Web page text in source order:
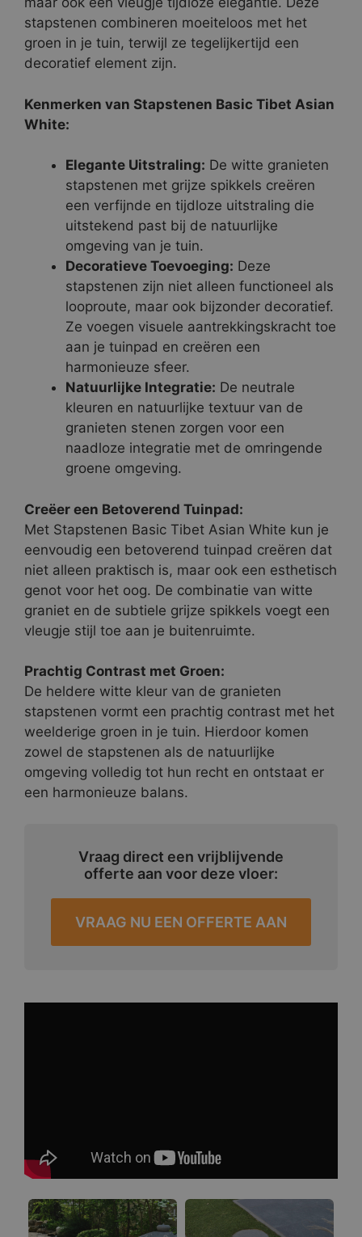
stapstenen combineren moeiteloos met het
groen in je tuin, terwijl ze tegelijkertijd een
decoratief element zijn.
Kenmerken van Stapstenen Basic Tibet Asian
White:
Elegante Uitstraling: De witte granieten
stapstenen met grijze spikkels creëren
een verfijnde en tijdloze uitstraling die
uitstekend past bij de natuurlijke
omgeving van je tuin.
Decoratieve Toevoeging: Deze
stapstenen zijn niet alleen functioneel als
looproute, maar ook bijzonder decoratief.
Ze voegen visuele aantrekkingskracht toe
aan je tuinpad en creëren een
harmonieuze sfeer.
Natuurlijke Integratie: De neutrale
kleuren en natuurlijke textuur van de
granieten stenen zorgen voor een
naadloze integratie met de omringende
groene omgeving.
Creëer een Betoverend Tuinpad:
Met Stapstenen Basic Tibet Asian White kun je
eenvoudig een betoverend tuinpad creëren dat
niet alleen praktisch is, maar ook een esthetisch
genot voor het oog. De combinatie van witte
graniet en de subtiele grijze spikkels voegt een
vleugje stijl toe aan je buitenruimte.
Prachtig Contrast met Groen:
De heldere witte kleur van de granieten
stapstenen vormt een prachtig contrast met het
weelderige groen in je tuin. Hierdoor komen
zowel de stapstenen als de natuurlijke
omgeving volledig tot hun recht en ontstaat er
een harmonieuze balans.
Vraag direct een vrijblijvende
offerte aan voor deze vloer:
VRAAG NU EEN OFFERTE AAN